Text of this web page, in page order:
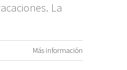
La
Más información